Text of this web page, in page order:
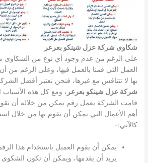
شكاوى شركة عزل شينكو بعرعر
على الرغم من عدم وجود أي نوع من الشكاوى
العمل التي قمنا بالعمل فيها، وعلى الرغم من
بها لا تتنافس مع غيرها، فنحن نعتبر أفضل
شركة عزل شينكو بعرعر ، ومع كل هذه الأسباب
قامت الشركة بعمل رقم يمكن من خلاله أن
أهم الأعمال التي يمكن أن تقوم بها من خلال
كالآتي:-
يمكن أن يقوم العميل باستخدام هذا
يريد أن يقدمها، ويمكن أن تكون